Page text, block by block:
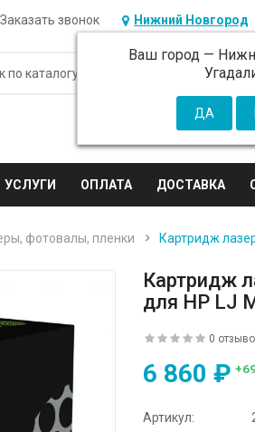
Заказать звонок Нижний Новгород
Ваш город —
УСЛУГИ ОПЛАТА ДОСТАВКА
фотовалы, пленки Картридж
Картридж
для HP LJ
0
6 860 ₽
Артикул: